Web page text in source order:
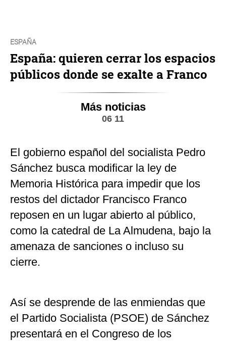
ESPAÑA
España: quieren cerrar los espacios
públicos donde se exalte a Franco
Más noticias
06 11
El gobierno español del socialista Pedro
Sánchez busca modificar la ley de
Memoria Histórica para impedir que los
restos del dictador Francisco Franco
reposen en un lugar abierto al público,
como la catedral de La Almudena, bajo la
amenaza de sanciones o incluso su
cierre.
Así se desprende de las enmiendas que
el Partido Socialista (PSOE) de Sánchez
presentará en el Congreso de los